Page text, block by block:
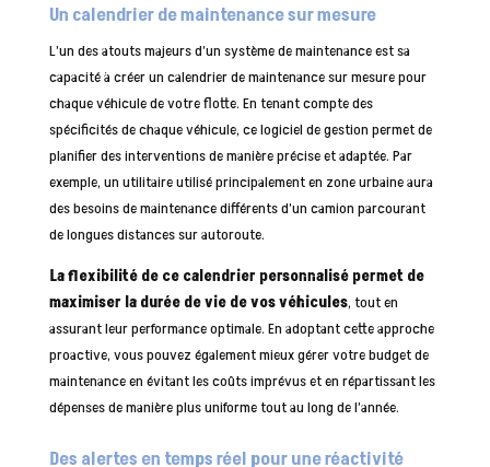
Un calendrier de maintenance sur mesure
L’un des atouts majeurs d’un système de maintenance est sa
capacité à créer un calendrier de maintenance sur mesure pour
chaque véhicule de votre flotte. En tenant compte des
spécificités de chaque véhicule, ce logiciel de gestion permet de
planifier des interventions de manière précise et adaptée. Par
exemple, un utilitaire utilisé principalement en zone urbaine aura
des besoins de maintenance différents d’un camion parcourant
de longues distances sur autoroute.
La flexibilité de ce calendrier personnalisé permet de
maximiser la durée de vie de vos véhicules, tout en
assurant leur performance optimale. En adoptant cette approche
proactive, vous pouvez également mieux gérer votre budget de
maintenance en évitant les coûts imprévus et en répartissant les
dépenses de manière plus uniforme tout au long de l’année.
Des alertes en temps réel pour une réactivité